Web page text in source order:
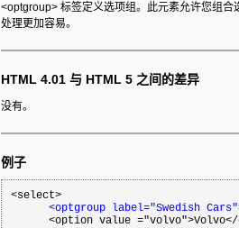
<optgroup> 标签定义选项组。此元素允许您组
处理更加容易。
HTML 4.01 与 HTML 5 之间的差异
没有。
例子
<select>
<optgroup label="Swedish
<option value